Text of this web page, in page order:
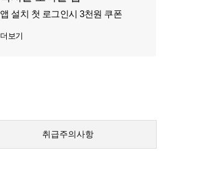
앱 설치 첫 로그인시 3천원 쿠폰
더보기
취급주의사항